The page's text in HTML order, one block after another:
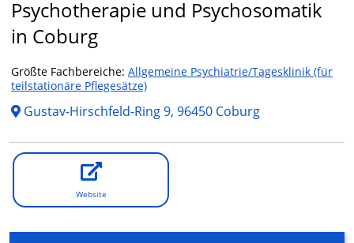
Psychotherapie und Psychosomatik
in Coburg
Größte Fachbereiche: Allgemeine Psychiatrie/Tagesklinik (für
teilstationäre Pflegesätze)
Gustav-Hirschfeld-Ring 9, 96450 Coburg
Website